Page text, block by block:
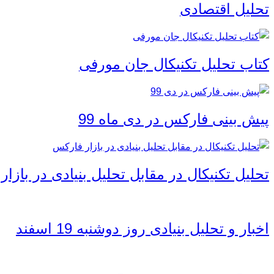
تحلیل اقتصادی
کتاب تحلیل تکنیکال جان مورفی
پیش بینی فارکس در دی ماه 99
تحلیل تکنیکال در مقابل تحلیل بنیادی در
اخبار و تحلیل بنیادی روز دوشنبه 19 اسفند